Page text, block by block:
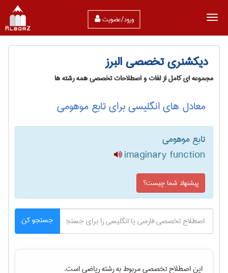
ورود/عضویت
دیکشنری تخصصی البرز
مجموعه ای کامل از لغات و اصطلاحات تخصصی همه رشته ها
معادل های انگلیسی برای تابع موهومی
تابع موهومی
imaginary function
پیشنهاد شما چیست؟
جستجو کن
این اصطلاح تخصصی مربوط به رشتهرياضیاست.